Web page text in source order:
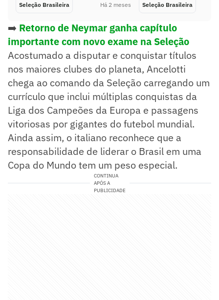
Seleção Brasileira Há 2 meses Seleção Brasileira
➡️ Retorno de Neymar ganha capítulo
importante com novo exame na Seleção
Acostumado a disputar e conquistar títulos
nos maiores clubes do planeta, Ancelotti
chega ao comando da Seleção carregando um
currículo que inclui múltiplas conquistas da
Liga dos Campeões da Europa e passagens
vitoriosas por gigantes do futebol mundial.
Ainda assim, o italiano reconhece que a
responsabilidade de liderar o Brasil em uma
Copa do Mundo tem um peso especial.
CONTINUA
APÓS A
PUBLICIDADE